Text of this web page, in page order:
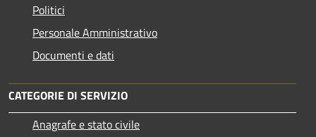
Politici
Personale Amministrativo
Documenti e dati
CATEGORIE DI SERVIZIO
Anagrafe e stato civile